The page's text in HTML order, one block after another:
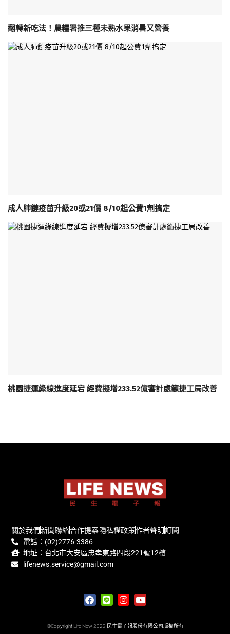
翻轉新吃法！農糧署推三種未熟水果消暑又營養
成人肺鏈疫苗升級20或21價 8/10起公費1劑搞定
桃園捷運綠線進度延宕 經費擬增233.52億審計處籲捷工局改善
關於我們新聞聯絡合作提案隱私權政策作者聲明訂閱
電話：(02)2776-3386
地址：台北市大安區忠孝東路四段221號12樓
lifenews.service@gmail.com
©Copyright Life New 2023 民生電子報股份有限公司版權所有